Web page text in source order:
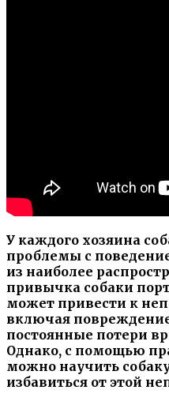
У каждого хозяина
проблемы с
из наиболее
привычка собаки
может привести к
включая
постоянные потери
Однако, с помощью
можно научить
избавиться от этой